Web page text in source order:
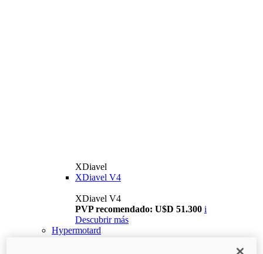
XDiavel
XDiavel V4
XDiavel V4
PVP recomendado: U$D 51.300 i
Descubrir más
Hypermotard